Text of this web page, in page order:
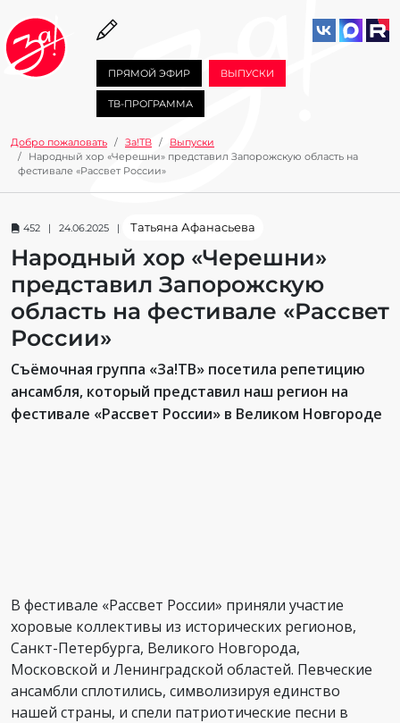
ПРЯМОЙ ЭФИР ВЫПУСКИ
ТВ-ПРОГРАММА
Добро пожаловать За!ТВ
Выпуски
Народный хор «Черешни» представил Запорожскую область на
фестивале «Рассвет России»
452 | 24.06.2025 | Татьяна Афанасьева
Народный хор «Черешни»
представил Запорожскую
область на фестивале «Рассвет
России»
Съёмочная группа «За!ТВ» посетила репетицию
ансамбля, который представил наш регион на
фестивале «Рассвет России» в Великом Новгороде
В фестивале «Рассвет России» приняли участие
хоровые коллективы из исторических регионов,
Санкт-Петербурга, Великого Новгорода,
Московской и Ленинградской областей. Певческие
ансамбли сплотились, символизируя единство
нашей страны, и спели патриотические песни в